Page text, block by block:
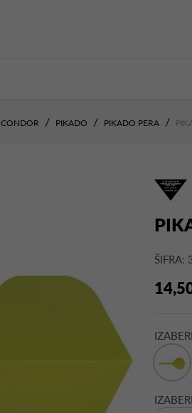
CONDOR PIKADO PIKADO PERA
ŠIFRA: